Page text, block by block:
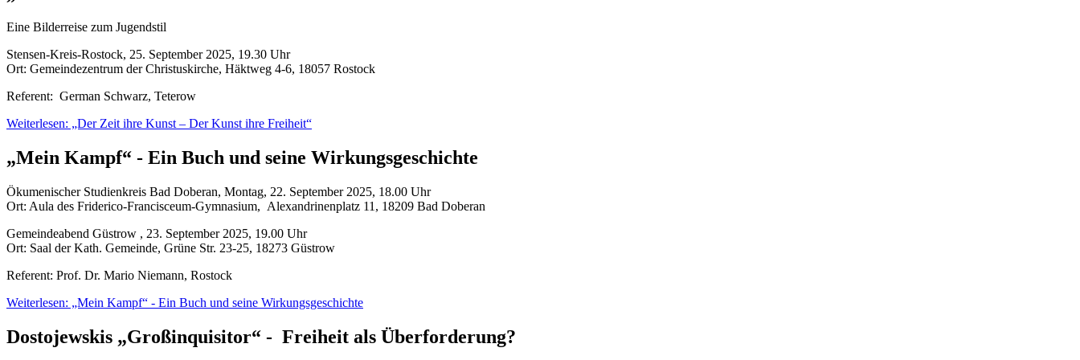
Eine Bilderreise zum Jugendstil
Stensen-Kreis-Rostock, 25. September 2025, 19.30 Uhr
Ort: Gemeindezentrum der Christuskirche, Häktweg 4-6, 18057 Rostock
Referent: German Schwarz, Teterow
Weiterlesen: „Der Zeit ihre Kunst – Der Kunst ihre Freiheit“
„Mein Kampf“ - Ein Buch und seine Wirkungsgeschichte
Ökumenischer Studienkreis Bad Doberan, Montag, 22. September 2025, 18.00 Uhr
Ort: Aula des Friderico-Francisceum-Gymnasium, Alexandrinenplatz 11, 18209 Bad Doberan
Gemeindeabend Güstrow , 23. September 2025, 19.00 Uhr
Ort: Saal der Kath. Gemeinde, Grüne Str. 23-25, 18273 Güstrow
Referent: Prof. Dr. Mario Niemann, Rostock
Weiterlesen: „Mein Kampf“ - Ein Buch und seine Wirkungsgeschichte
Dostojewskis „Großinquisitor“ - Freiheit als Überforderung?